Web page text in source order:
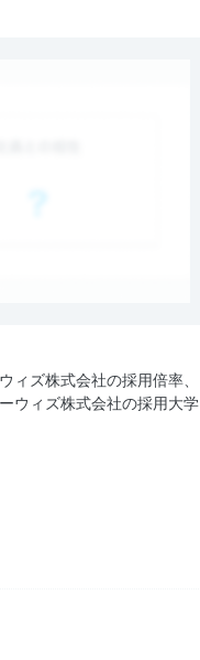
ィズ株式会社の採用倍率、
ウィズ株式会社の採用大学